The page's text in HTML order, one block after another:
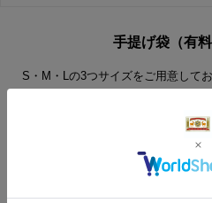
手提げ袋（有
S・M・Lの3つサイズをご用意してお